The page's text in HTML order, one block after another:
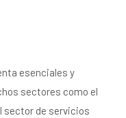
esenciales y
sectores como el
sector de servicios